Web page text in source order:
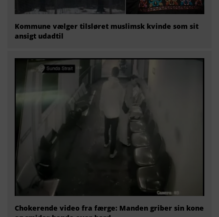
Kommune vælger tilsløret muslimsk kvinde som sit
ansigt udadtil
Chokerende video fra færge: Manden griber sin kone